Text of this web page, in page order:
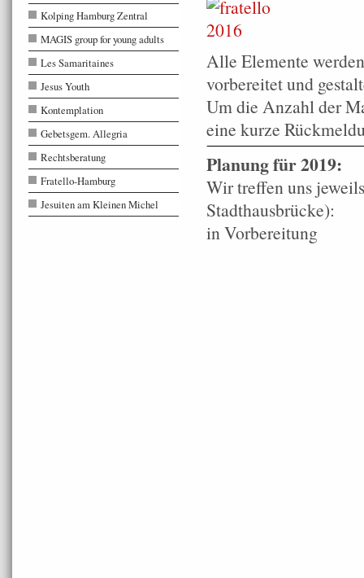
Alle Elemente
vorbereitet und
Um die Anzahl der
eine kurze
Planung für 2019:
Wir treffen uns
Stadthausbrücke):
in Vorbereitung
Kolping Hamburg Zentral
MAGIS group for young adults
Les Samaritaines
Jesus Youth
Kontemplation
Gebetsgem. Allegria
Rechtsberatung
Fratello-Hamburg
Jesuiten am Kleinen Michel